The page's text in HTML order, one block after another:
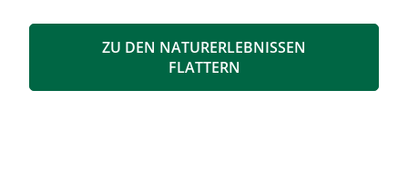
mit Blick über den Talschluss mit seinen
imposanten Felswänden, in denen sich Gämsen
ZU DEN NATURERLEBNISSEN
FLATTERN